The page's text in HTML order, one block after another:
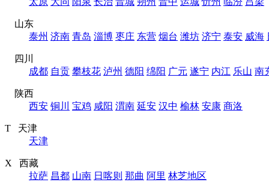
山东
泰州 济南 青岛 淄博 枣庄 东营 烟台 潍坊 济宁 泰安 威海
四川
成都 自贡 攀枝花 泸州 德阳 绵阳 广元 遂宁 内江 乐山 南
陕西
西安 铜川 宝鸡 咸阳 渭南 延安 汉中 榆林 安康 商洛
T 天津
天津
X 西藏
拉萨 昌都 山南 日喀则 那曲 阿里 林芝地区